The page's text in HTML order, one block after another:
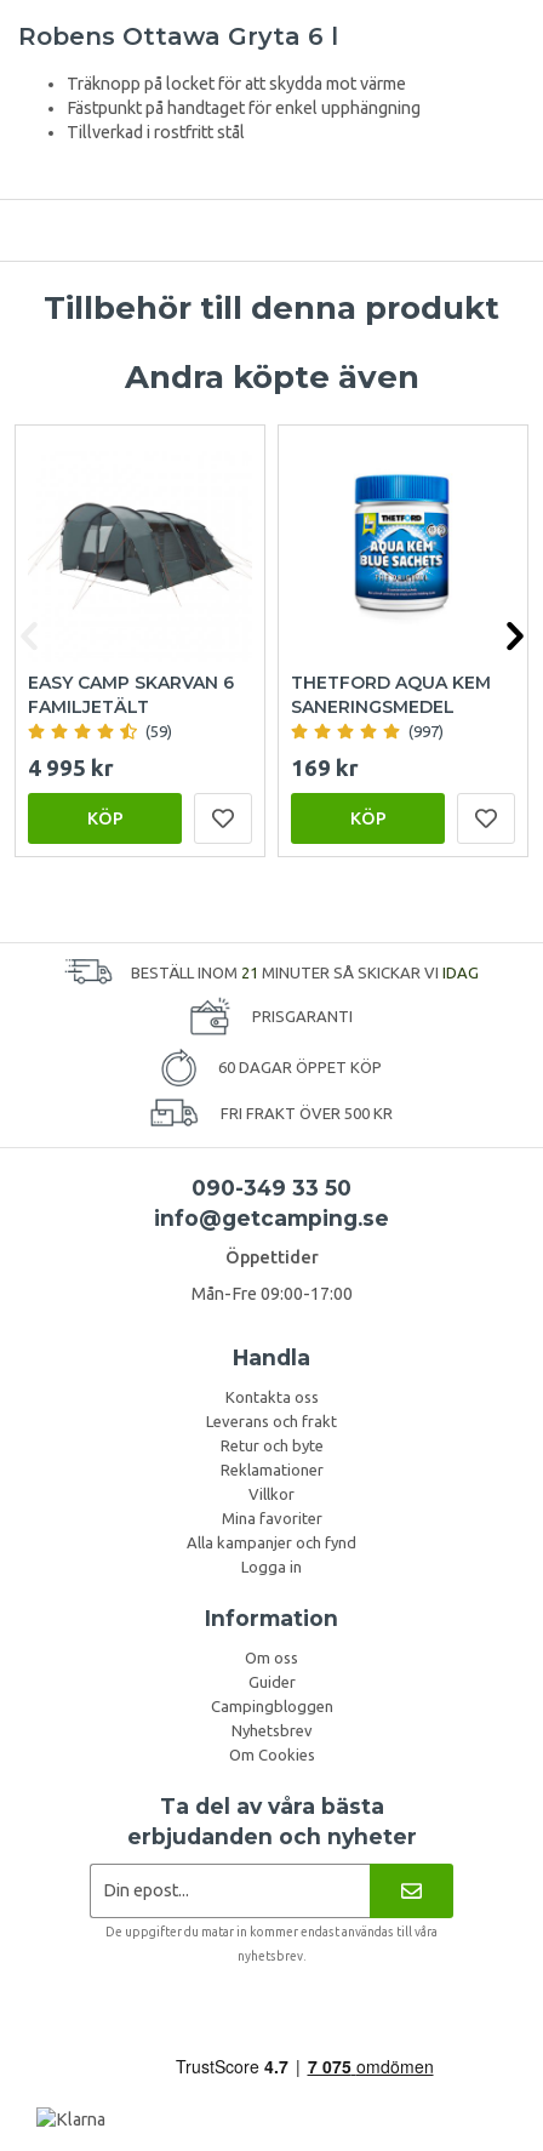
Robens Ottawa Gryta 6 l
Träknopp på locket för att skydda mot värme
Fästpunkt på handtaget för enkel upphängning
Tillverkad i rostfritt stål
Tillbehör till denna produkt
Andra köpte även
EASY CAMP SKARVAN 6
FAMILJETÄLT
(59)
4 995 kr
KÖP
THETFORD AQUA KEM
SANERINGSMEDEL
(997)
169 kr
KÖP
BESTÄLL INOM 21 MINUTER SÅ SKICKAR VI IDAG
PRISGARANTI
60 DAGAR ÖPPET KÖP
FRI FRAKT ÖVER 500 KR
090-349 33 50
info@getcamping.se
Öppettider
Mån-Fre 09:00-17:00
Handla
Kontakta oss
Leverans och frakt
Retur och byte
Reklamationer
Villkor
Mina favoriter
Alla kampanjer och fynd
Logga in
Information
Om oss
Guider
Campingbloggen
Nyhetsbrev
Om Cookies
Ta del av våra bästa
erbjudanden och nyheter
De uppgifter du matar in kommer endast användas till våra
nyhetsbrev.